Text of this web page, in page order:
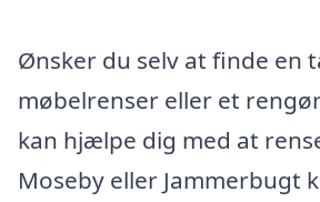
Ønsker du selv at finde en
møbelrenser eller et
kan hjælpe dig med at
Moseby eller Jammerbugt